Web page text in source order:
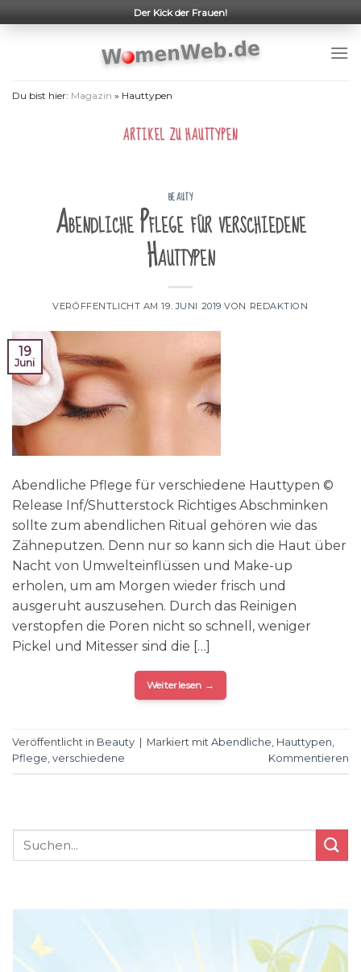
to
Der Kick der Frauen!
Du bist hier: Magazin » Hauttypen
ARTIKEL ZUHAUTTYPEN
BEAUTY
Abendliche Pflege für verschiedene
Hauttypen
VERÖFFENTLICHT AM19. JUNI 2019 VON REDAKTION
19
Juni
Abendliche Pflege für verschiedene Hauttypen ©
Release Inf/Shutterstock Richtiges Abschminken
sollte zum abendlichen Ritual gehören wie das
Zähneputzen. Denn nur so kann sich die Haut über
Nacht von Umwelteinflüssen und Make-up
erholen, um am Morgen wieder frisch und
ausgeruht auszusehen. Durch das Reinigen
verstopfen die Poren nicht so schnell, weniger
Pickel und Mitesser sind die […]
Weiterlesen →
Veröffentlicht in Beauty Markiert mit Abendliche Hauttypen
Pflege verschiedene Kommentieren